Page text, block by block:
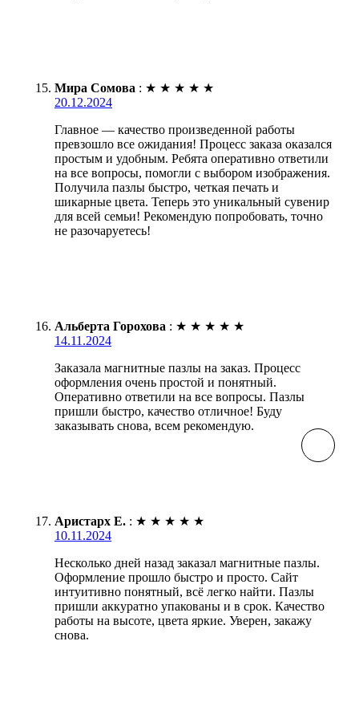
Мира Сомова : ★ ★ ★ ★ ★
20.12.2024
Главное — качество произведенной работы
превзошло все ожидания! Процесс заказа оказался
простым и удобным. Ребята оперативно ответили
на все вопросы, помогли с выбором изображения.
Получила пазлы быстро, четкая печать и
шикарные цвета. Теперь это уникальный сувенир
для всей семьи! Рекомендую попробовать, точно
не разочаруетесь!
Альберта Горохова : ★ ★ ★ ★ ★
14.11.2024
Заказала магнитные пазлы на заказ. Процесс
оформления очень простой и понятный.
Оперативно ответили на все вопросы. Пазлы
пришли быстро, качество отличное! Буду
заказывать снова, всем рекомендую.
Аристарх Е. : ★ ★ ★ ★ ★
10.11.2024
Несколько дней назад заказал магнитные пазлы.
Оформление прошло быстро и просто. Сайт
интуитивно понятный, всё легко найти. Пазлы
пришли аккуратно упакованы и в срок. Качество
работы на высоте, цвета яркие. Уверен, закажу
снова.